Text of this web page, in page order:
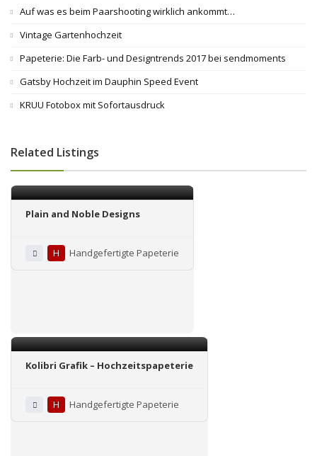
Auf was es beim Paarshooting wirklich ankommt…
Vintage Gartenhochzeit
Papeterie: Die Farb- und Designtrends 2017 bei sendmoments
Gatsby Hochzeit im Dauphin Speed Event
KRUU Fotobox mit Sofortausdruck
Related Listings
Plain and Noble Designs
H Handgefertigte Papeterie
Kolibri Grafik – Hochzeitspapeterie
H Handgefertigte Papeterie